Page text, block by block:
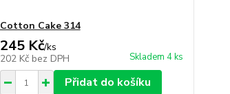
Cotton Cake 314
245 Kč/ks
202 Kč bez DPH Skladem 4 ks
Přidat do košíku